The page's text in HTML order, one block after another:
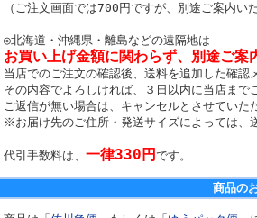
（ご注文画面では700円ですが、別途ご案内い
◎北海道・沖縄県・離島などの遠隔地は
お買い上げ金額に関わらず、別途ご案
当店でのご注文の確認後、送料を追加した確認
その内容でよろしければ、３日以内に当店まで
ご返信が無い場合は、キャンセルとさせていた
※お届け先のご住所・発送サイズによっては、
代引手数料は、 一律330円 です。
商品の